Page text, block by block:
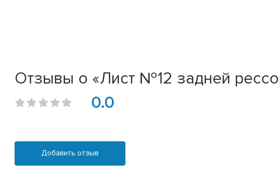
Отзывы о «Лист №12 задней
0.0
Добавить отзыв